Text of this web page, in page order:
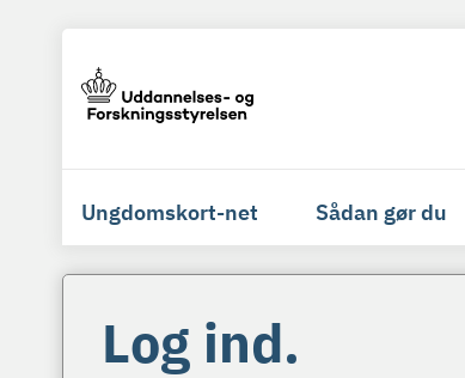
Ungdomskort-net Sådan gør du
Log ind.